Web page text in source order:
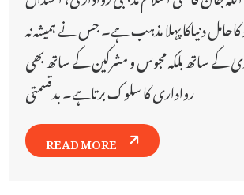
دنیاکاپہلا مذہب ہے۔ جس نے ہمیشہ نہ
کے ساتھ بلکہ مجوس و مشرکین کے ساتھ بھی
رواداری کا سلوک برتاہے۔ بدقسمتی
READ MORE